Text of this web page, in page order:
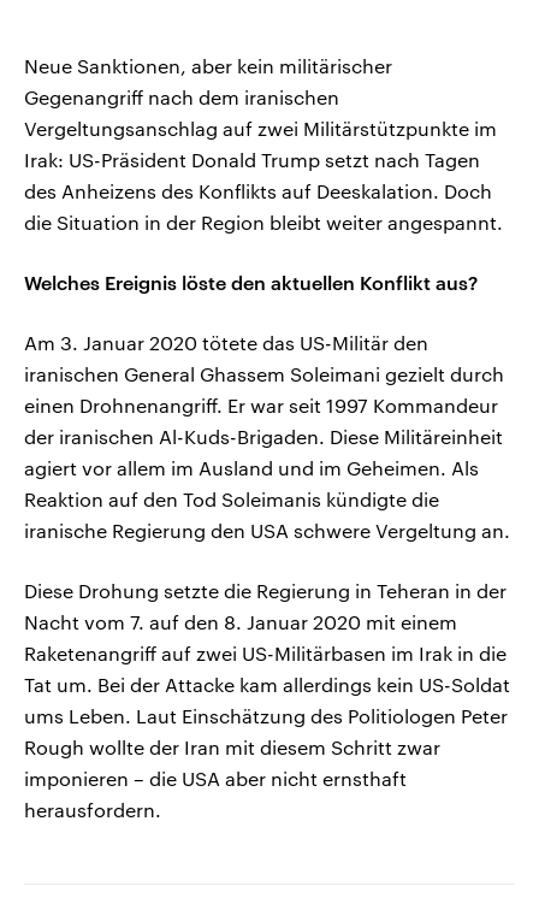
Neue Sanktionen, aber kein militärischer
Gegenangriff nach dem iranischen
Vergeltungsanschlag auf zwei Militärstützpunkte im
Irak: US-Präsident Donald Trump setzt nach Tagen
des Anheizens des Konflikts auf Deeskalation. Doch
die Situation in der Region bleibt weiter angespannt.
Welches Ereignis löste den aktuellen Konflikt aus?
Am 3. Januar 2020 tötete das US-Militär den
iranischen General Ghassem Soleimani gezielt durch
einen Drohnenangriff. Er war seit 1997 Kommandeur
der iranischen Al-Kuds-Brigaden. Diese Militäreinheit
agiert vor allem im Ausland und im Geheimen. Als
Reaktion auf den Tod Soleimanis kündigte die
iranische Regierung den USA schwere Vergeltung an.
Diese Drohung setzte die Regierung in Teheran in der
Nacht vom 7. auf den 8. Januar 2020 mit einem
Raketenangriff auf zwei US-Militärbasen im Irak in die
Tat um. Bei der Attacke kam allerdings kein US-Soldat
ums Leben. Laut Einschätzung des Politiologen Peter
Rough wollte der Iran mit diesem Schritt zwar
imponieren – die USA aber nicht ernsthaft
herausfordern.